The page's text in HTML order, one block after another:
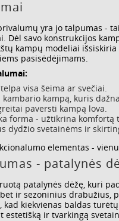
yra jo talpumas -
Dėl savo konstrukcijos
kampų modeliai
pasisėdėjimams.
visa šeima ar svečiai.
kampą, kuris
paversti kampą lova.
forma - užtikrina komfortą
dydžio svetainėms ir
elementas -
- patalynės
patalynės dėžę, kuri
ir sezoninius drabužius,
kad kiekvienas baldas
ir tvarkingą